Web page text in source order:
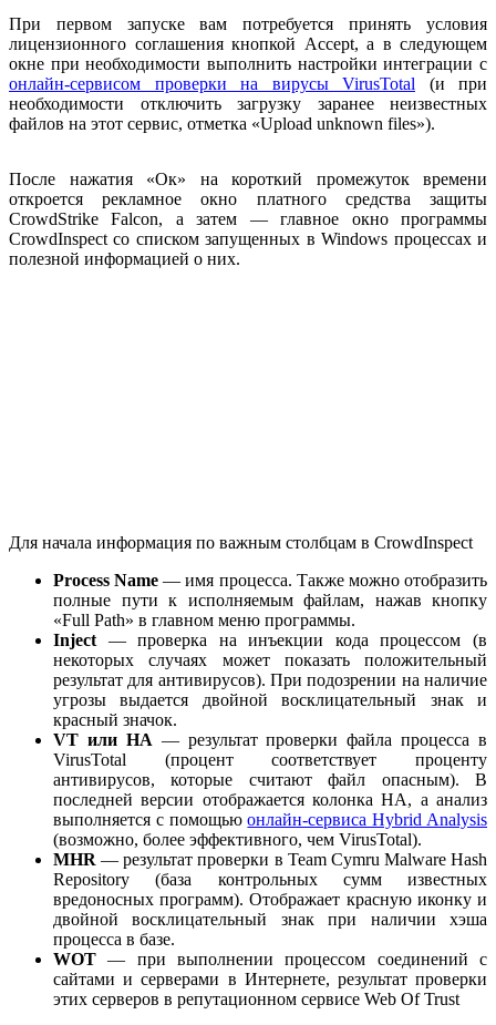
При первом запуске вам потребуется принять условия
лицензионного соглашения кнопкой Accept, а в следующем
окне при необходимости выполнить настройки интеграции с
онлайн-сервисом проверки на вирусы VirusTotal (и при
необходимости отключить загрузку заранее неизвестных
файлов на этот сервис, отметка «Upload unknown files»).
После нажатия «Ок» на короткий промежуток времени
откроется рекламное окно платного средства защиты
CrowdStrike Falcon, а затем — главное окно программы
CrowdInspect со списком запущенных в Windows процессах и
полезной информацией о них.
Для начала информация по важным столбцам в CrowdInspect
ProcessName — имя процесса. Также можно отобразить
полные пути к исполняемым файлам, нажав кнопку
«Full Path» в главном меню программы.
Inject — проверка на инъекции кода процессом (в
некоторых случаях может показать положительный
результат для антивирусов). При подозрении на наличие
угрозы выдается двойной восклицательный знак и
красный значок.
VT или HA — результат проверки файла процесса в
VirusTotal (процент соответствует проценту
антивирусов, которые считают файл опасным). В
последней версии отображается колонка HA, а анализ
выполняется с помощьюонлайн-сервиса Hybrid Analysis
(возможно, более эффективного, чем VirusTotal).
MHR — результат проверки в Team Cymru Malware Hash
Repository (база контрольных сумм известных
вредоносных программ). Отображает красную иконку и
двойной восклицательный знак при наличии хэша
процесса в базе.
WOT — при выполнении процессом соединений с
сайтами и серверами в Интернете, результат проверки
этих серверов в репутационном сервисе Web Of Trust